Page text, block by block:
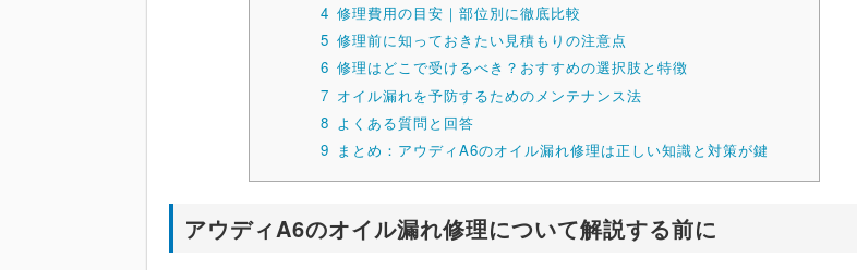
4 修理費用の目安｜部位別に徹底比較
5 修理前に知っておきたい見積もりの注意点
6 修理はどこで受けるべき？おすすめの選択肢と特徴
7 オイル漏れを予防するためのメンテナンス法
8 よくある質問と回答
9 まとめ：アウディA6のオイル漏れ修理は正しい知識と対策が鍵
アウディA6のオイル漏れ修理について解説する前に